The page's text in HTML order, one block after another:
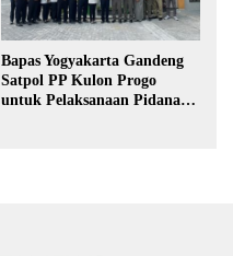
Bapas Yogyakarta Gandeng
Satpol PP Kulon Progo
untuk Pelaksanaan Pidana